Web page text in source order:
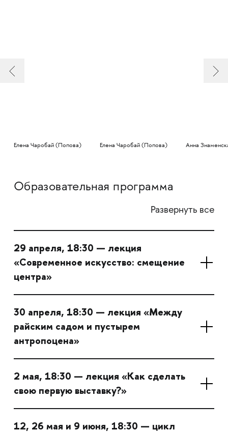
Елена Чаробай (Попова) Елена Чаробай (Попова) Анна
Образовательная программа
Развернуть все
29 апреля, 18:30 — лекция
«Современное искусство: смещение
центра»
30 апреля, 18:30 — лекция «Между
райским садом и пустырем
антропоцена»
2 мая, 18:30 — лекция «Как сделать
свою первую выставку?»
12, 26 мая и 9 июня, 18:30 — цикл